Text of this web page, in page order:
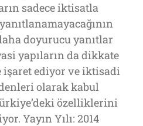
sadece iktisatla
doyurucu yanıtlar
yapıların da dikkate
işaret ediyor ve iktisadi
olarak kabul
özelliklerini
Yayın Yılı: 2014